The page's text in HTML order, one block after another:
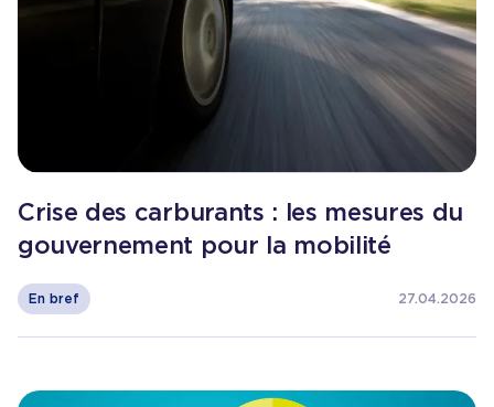
Crise des carburants : les mesures du
gouvernement pour la mobilité
En bref 27.04.2026
Consulter l'article Comment se déplace-t-on en